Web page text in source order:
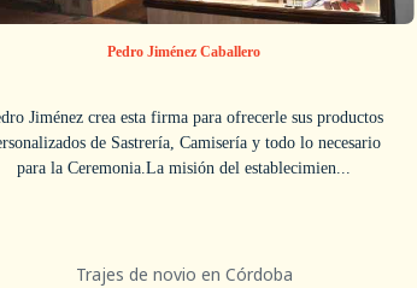
Pedro Jiménez Caballero
Jiménez crea esta firma para ofrecerle sus productos
de Sastrería, Camisería y todo lo necesario
para la Ceremonia.La misión del establecimien...
Trajes de novio en Córdoba